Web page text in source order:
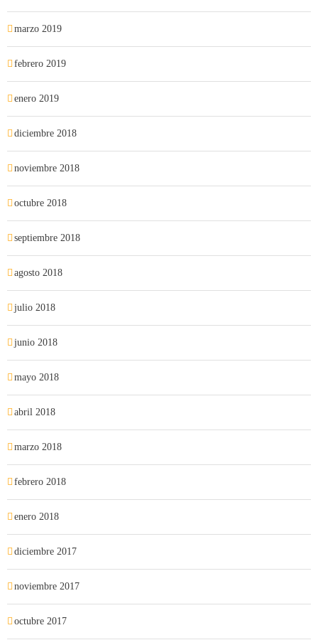
marzo 2019
febrero 2019
enero 2019
diciembre 2018
noviembre 2018
octubre 2018
septiembre 2018
agosto 2018
julio 2018
junio 2018
mayo 2018
abril 2018
marzo 2018
febrero 2018
enero 2018
diciembre 2017
noviembre 2017
octubre 2017